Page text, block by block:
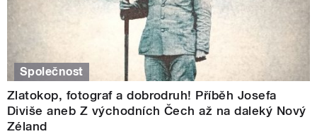
Společnost
Zlatokop, fotograf a dobrodruh! Příběh Josefa
Diviše aneb Z východních Čech až na daleký Nový
Zéland